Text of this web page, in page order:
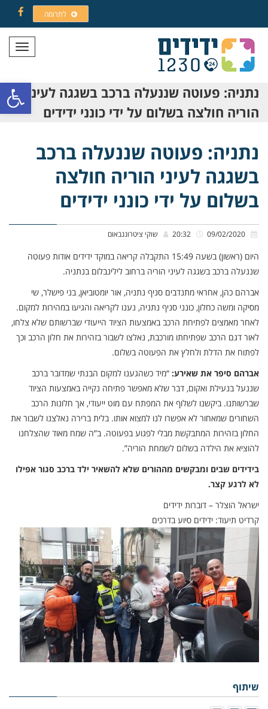
פתח
לתרומה
תפריט
נתניה: פעוטה שננעלה ברכב בשגגה לעיני
הוריה חולצה בשלום על ידי כונני ידידים
נתניה: פעוטה שננעלה ברכב
בשגגה לעיני הוריה חולצה
בשלום על ידי כונני ידידים
שוקי ציטרוננבאום
היום (ראשון) בשעה 15:49 התקבלה קריאה במוקד ידידים אודות פעוטה
שננעלה ברכב בשגגה לעיני הוריה ברחוב לילינבלום בנתניה.
אברהם כהן, אחראי מתנדבים סניף נתניה, אור יומטוביאן, בני פישלר, שי
מסיקה ומשה כחלון, כונני סניף נתניה, נענו לקריאה והגיעו במהירות למקום.
לאחר מאמצים לפתיחת הרכב באמצעות הציוד הייעודי שברשותם שלא צלחו,
לאור דגם הרכב שפתיחתו מורכבת, נאלצו לשבור בזהירות את חלון הרכב וכך
לפתוח את הדלת ולחלץ את הפעוטה בשלום.
אברהם סיפר את שאירע: “מיד כשהגענו למקום הבנתי שמדובר ברכב
שננעל בנעילת ואקום, דבר שלא מאפשר פתיחה נקייה באמצעות הציוד
שברשותנו. ביקשנו לשלוף את המפתח עם מוט ייעודי, אך חלונות הרכב
השחורים שמאחור לא אפשרו לנו למצוא אותו. בלית ברירה נאלצנו לשבור את
החלון בזהירות המתבקשת מבלי לפגוע בפעוטה. ב”ה שמח מאוד שהצלחנו
להוציא את הילדה בשלום לשמחת הוריה”.
בידידים שבים ומבקשים מההורים שלא להשאיר ילד ברכב סגור אפילו
לא לרגע קצר.
ישראל הוצלר – דוברות ידידים
קרדיט תיעוד: ידידים סיוע בדרכים
שיתוף